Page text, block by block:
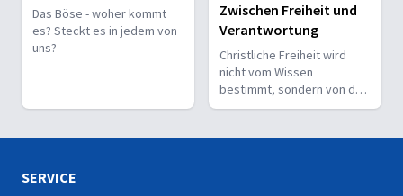
Das Böse - woher kommt
es? Steckt es in jedem von
uns?
Zwischen Freiheit und
Verantwortung
Christliche Freiheit wird
nicht vom Wissen
bestimmt, sondern von der
Beziehung zum Nächsten –
SERVICE